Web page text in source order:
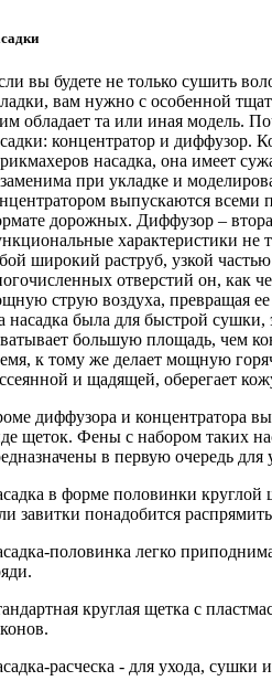
вы будете не только сушить
вам нужно с особенной
обладает та или иная модель.
концентратор и диффузор.
насадка, она имеет
при укладке и
выпускаются всеми
дорожных. Диффузор –
характеристики не
широкий раструб, узкой
отверстий он, как
струю воздуха, превращая
насадка была для быстрой
большую площадь, чем
к тому же делает мощную
и щадящей, оберегает
диффузора и концентратора
щеток. Фены с набором таких
в первую очередь для
в форме половинки
завитки понадобится
половинка легко
круглая щетка с
расческа - для ухода, сушки